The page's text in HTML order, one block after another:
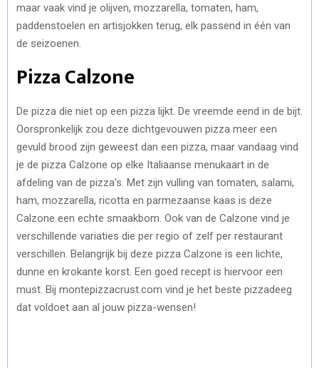
maar vaak vind je olijven, mozzarella, tomaten, ham,
paddenstoelen en artisjokken terug, elk passend in één van
de seizoenen.
Pizza Calzone
De pizza die niet op een pizza lijkt. De vreemde eend in de bijt.
Oorspronkelijk zou deze dichtgevouwen pizza meer een
gevuld brood zijn geweest dan een pizza, maar vandaag vind
je de pizza Calzone op elke Italiaanse menukaart in de
afdeling van de pizza’s. Met zijn vulling van tomaten, salami,
ham, mozzarella, ricotta en parmezaanse kaas is deze
Calzone een echte smaakbom. Ook van de Calzone vind je
verschillende variaties die per regio of zelf per restaurant
verschillen. Belangrijk bij deze pizza Calzone is een lichte,
dunne en krokante korst. Een goed recept is hiervoor een
must. Bij montepizzacrust.com vind je het beste pizzadeeg
dat voldoet aan al jouw pizza-wensen!